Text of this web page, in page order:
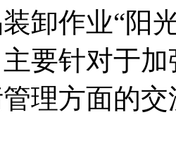
卸作业“阳
要针对于加
理方面的